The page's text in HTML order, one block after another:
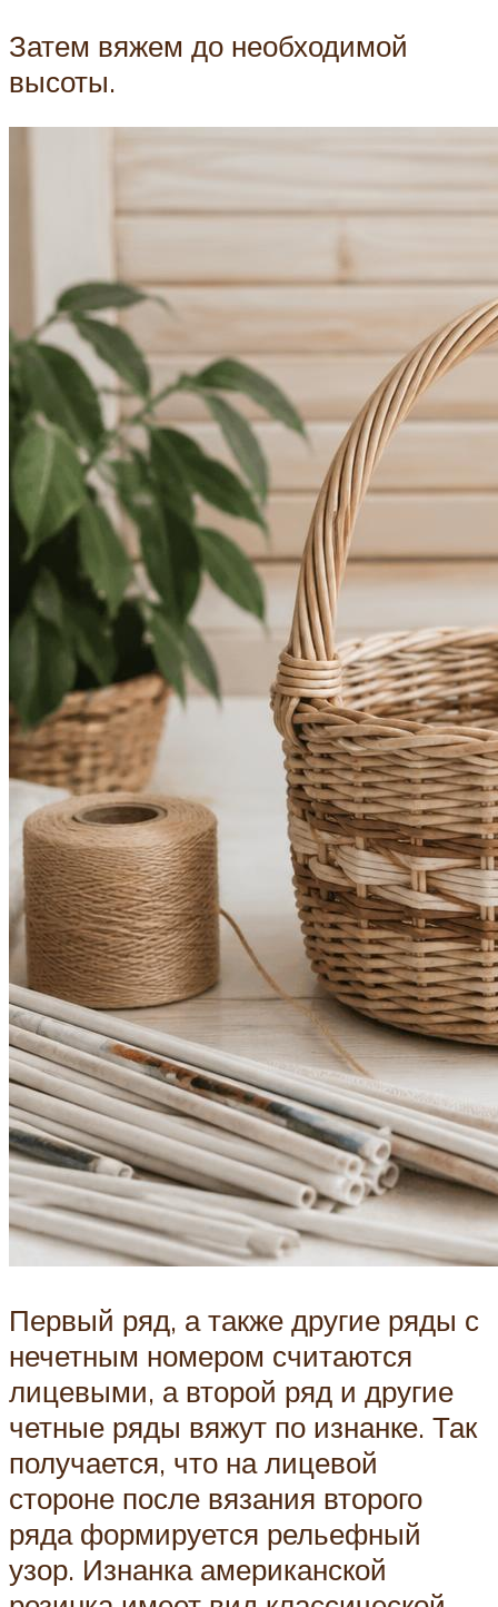
Затем вяжем до необходимой
высоты.
Первый ряд, а также другие ряды с
нечетным номером считаются
лицевыми, а второй ряд и другие
четные ряды вяжут по изнанке. Так
получается, что на лицевой
стороне после вязания второго
ряда формируется рельефный
узор. Изнанка американской